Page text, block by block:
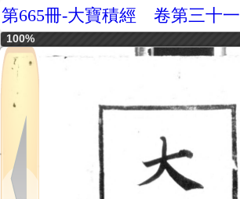
第665冊-大寶積經 卷第三十一
100%